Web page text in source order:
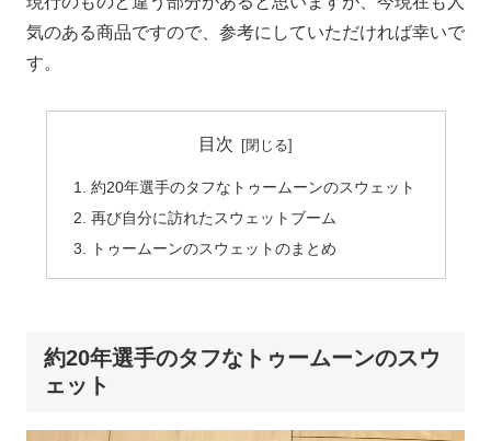
気のある商品ですので、参考にしていただければ幸いで
す。
目次
約20年選手のタフなトゥームーンのスウェット
再び自分に訪れたスウェットブーム
トゥームーンのスウェットのまとめ
約20年選手のタフなトゥームーンのスウ
ェット